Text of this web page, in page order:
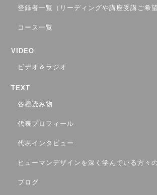
登録者一覧（リーディングや講座受講ご希
コース一覧
VIDEO
ビデオ＆ラジオ
TEXT
各種読み物
代表プロフィール
代表インタビュー
ヒューマンデザインを深く学んでいる方々
ブログ